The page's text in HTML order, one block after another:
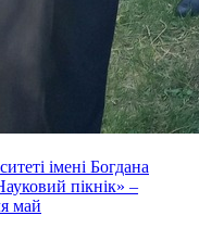
імені Богдана
пікнік» –
май